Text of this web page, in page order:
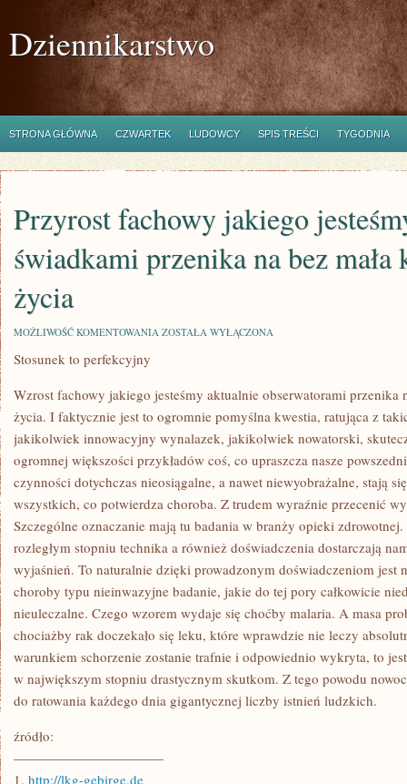
Dziennikarstwo
STRONA GŁÓWNA CZWARTEK LUDOWCY SPIS TREŚCI TYGODNIA
Przyrost fachowy jakiego
świadkami przenika na bez mała
życia
MOŻLIWOŚĆ KOMENTOWANIA PRZYROST
ŚWIADKAMI
PRZENIKA
NA
BEZ
MAŁA
KAŻDĄ
DZIEDZINĘ
ŻYCIA
ZOSTAŁA WYŁĄCZONA
Stosunek to perfekcyjny
Wzrost fachowy jakiego jesteśmy aktualnie obserwatorami przenika
życia. I faktycznie jest to ogromnie pomyślna kwestia, ratująca z
jakikolwiek innowacyjny wynalazek, jakikolwiek nowatorski,
ogromnej większości przykładów coś, co upraszcza nasze
czynności dotychczas nieosiągalne, a nawet niewyobrażalne, stają
wszystkich, co potwierdza choroba. Z trudem wyraźnie przecenić
Szczególne oznaczanie mają tu badania w branży opieki
rozległym stopniu technika a również doświadczenia dostarczają
wyjaśnień. To naturalnie dzięki prowadzonym doświadczeniom jest
choroby typu nieinwazyjne badanie, jakie do tej pory całkowicie
nieuleczalne. Czego wzorem wydaje się choćby malaria. A masa
chociażby rak doczekało się leku, które wprawdzie nie leczy
warunkiem schorzenie zostanie trafnie i odpowiednio wykryta, to
w największym stopniu drastycznym skutkom. Z tego powodu
do ratowania każdego dnia gigantycznej liczby istnień ludzkich.
źródło:
———————————
1. http://lkg-gebirge.de